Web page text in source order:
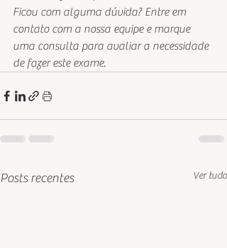
Ficou com alguma dúvida? Entre em
contato com a nossa equipe e marque
uma consulta para avaliar a necessidade
de fazer este exame.
Posts recentes Ver tudo